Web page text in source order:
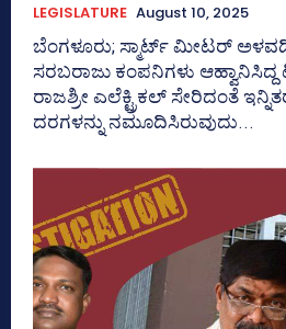
LEGISLATURE August 10, 2025
ಬೆಂಗಳೂರು; ಸ್ಮಾರ್ಟ್‌ ಮೀಟರ್‍‌
ಸರಬರಾಜು ಕಂಪನಿಗಳು
ರಾಜಶ್ರೀ ಎಲೆಕ್ಟ್ರಿಕಲ್‌ ಸೇರಿದಂತೆ
ದರಗಳನ್ನು ನಮೂದಿಸಿರುವುದು...